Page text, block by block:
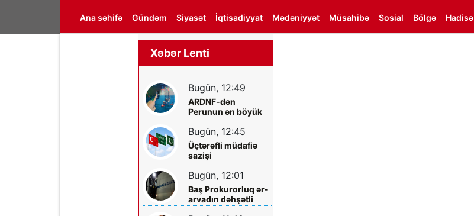
Ana səhifə Gündəm Siyasət İqtisadiyyat Mədəniyyət Müsahibə Sosial Bölgə Hadisə
Xəbər Lenti
Bugün, 12:49
ARDNF-dən
Perunun ən böyük
şirkətinə investisiya
Bugün, 12:45
Üçtərəfli müdafiə
sazişi
imzalayacaqlar
Bugün, 12:01
Baş Prokurorluq ər-
arvadın dəhşətli
ölümü ilə bağlı -